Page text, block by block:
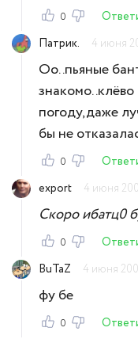
0
Патрик.
4 июня
Оо..пьяные
погоду,даже
бы не
0
export
4 июня
Скоро ибатц0
0
BuTaZ
4 июня
фу бе
0